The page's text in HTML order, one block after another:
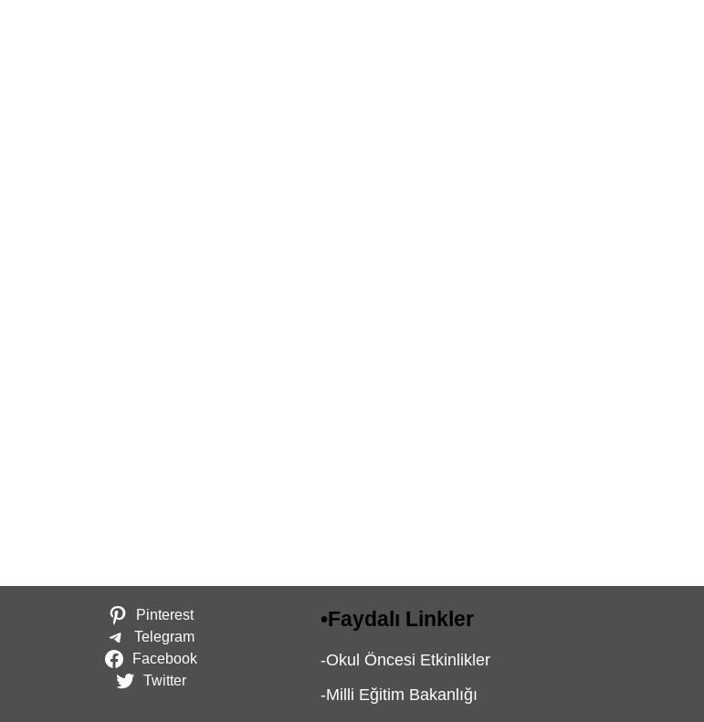
Pinterest
Telegram
Facebook
Twitter
•Faydalı Linkler
-Okul Öncesi Etkinlikler
-Milli Eğitim Bakanlığı